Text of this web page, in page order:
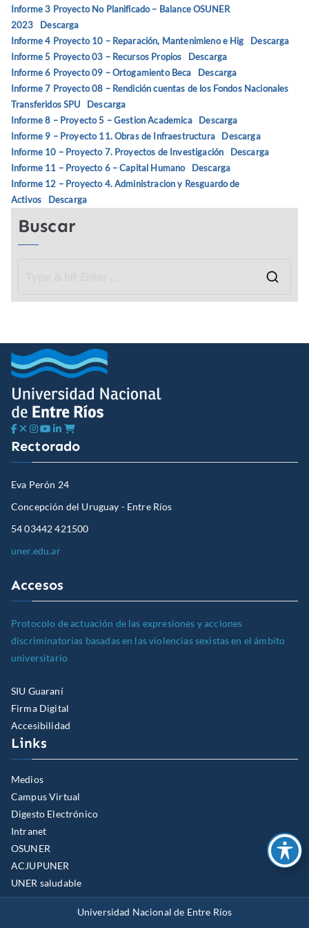
Informe 3 Proyecto No Planificado – Balance OSUNER
2023
Descarga
Informe 4 Proyecto 10 – Reparación, Mantenimieno e Hig
Descarga
Informe 5 Proyecto 03 – Recursos Propios
Descarga
Informe 6 Proyecto 09 – Ortogamiento Beca
Descarga
Informe 7 Proyecto 08 – Rendición cuentas de los Fondos Nacionales
Transferidos SPU
Descarga
Informe 8 – Proyecto 5 – Gestion Academica
Descarga
Informe 9 – Proyecto 11. Obras de Infraestructura
Descarga
Informe 10 – Proyecto 7. Proyectos de Investigación
Descarga
Informe 11 – Proyecto 6 – Capital Humano
Descarga
Informe 12 – Proyecto 4. Administracion y Resguardo de
Activos
Descarga
Buscar
a
f
Rectorado
Eva Perón 24
Concepción del Uruguay - Entre Ríos
54 03442 421500
uner.edu.ar
Accesos
Protocolo de actuación de las expresiones y acciones
discriminatorias basadas en las violencias sexistas en el ámbito
universitario
SIU Guaraní
Firma Digital
Accesibilidad
Links
Medios
Campus Virtual
Digesto Electrónico
Intranet
OSUNER
ACJUPUNER
UNER saludable
Universidad Nacional de Entre Ríos